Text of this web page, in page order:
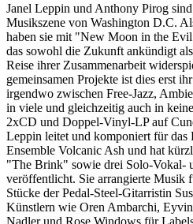
Janel Leppin und Anthony Pirog
Musikszene von Washington D.C.
haben sie mit "New Moon in the
das sowohl die Zukunft ankündigt
Reise ihrer Zusammenarbeit
gemeinsamen Projekte ist dies erst
irgendwo zwischen Free-Jazz,
in viele und gleichzeitig auch in
2xCD und Doppel-Vinyl-LP auf
Leppin leitet und komponiert für das
Ensemble Volcanic Ash und hat
"The Brink" sowie drei Solo-Vokal-
veröffentlicht. Sie arrangierte Musik
Stücke der Pedal-Steel-Gitarristin
Künstlern wie Oren Ambarchi,
Nadler und Rose Windows für